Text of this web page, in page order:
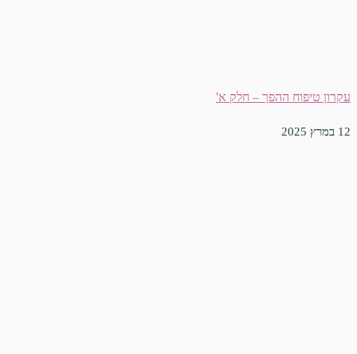
עקרון טיפוח ההפך – חלק א'
12 במרץ 2025